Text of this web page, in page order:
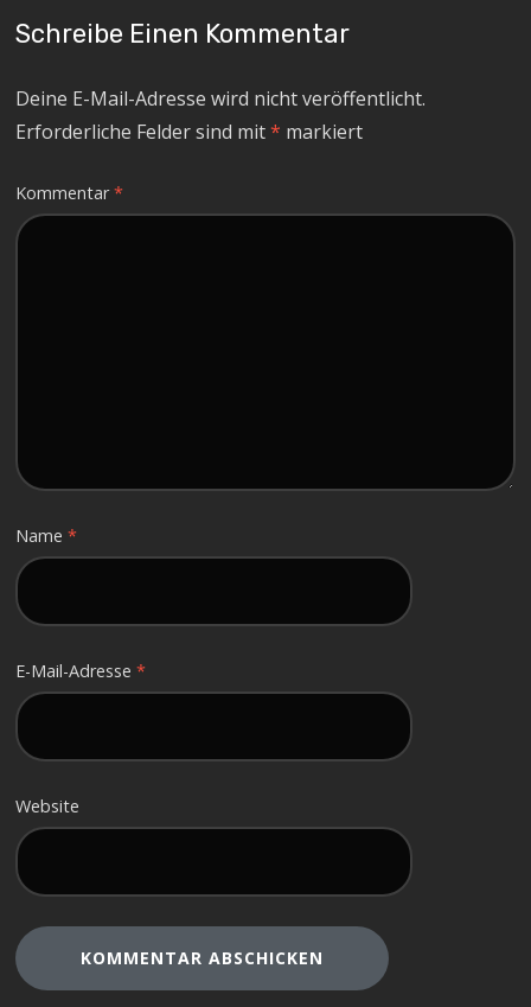
Schreibe Einen Kommentar
Deine E-Mail-Adresse wird nicht veröffentlicht.
Erforderliche Felder sind mit* markiert
Kommentar*
Name*
E-Mail-Adresse*
Website